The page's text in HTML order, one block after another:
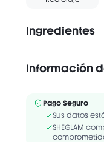
Ingredientes
INGREDIENTS:
CITRIC ACID, 1,2-
Información
Pago Seguro
Sus datos
SHEGLAM